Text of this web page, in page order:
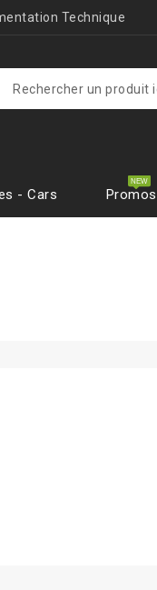
Technique
- Cars Promos